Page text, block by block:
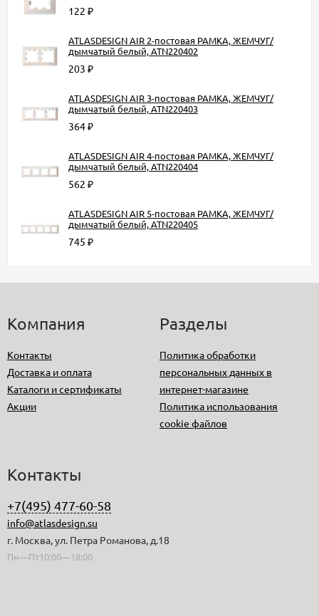
122 ₽
ATLASDESIGN AIR 2-постовая РАМКА, ЖЕМЧУГ/
дымчатый белый, ATN220402
203 ₽
ATLASDESIGN AIR 3-постовая РАМКА, ЖЕМЧУГ/
дымчатый белый, ATN220403
364₽
ATLASDESIGN AIR 4-постовая РАМКА, ЖЕМЧУГ/
дымчатый белый, ATN220404
562 ₽
ATLASDESIGN AIR 5-постовая РАМКА, ЖЕМЧУГ/
дымчатый белый, ATN220405
745 ₽
Компания
Контакты
Доставка и оплата
Каталоги и сертификаты
Акции
Разделы
Политика обработки
персональных данных в
интернет-магазине
Политика использования
cookie файлов
Контакты
+7(495) 477-60-58
info@atlasdesign.su
г. Москва, ул. Петра Романова, д.18
Пн—Пт10:00—18:00